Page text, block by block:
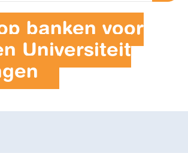
banken voor
Universiteit